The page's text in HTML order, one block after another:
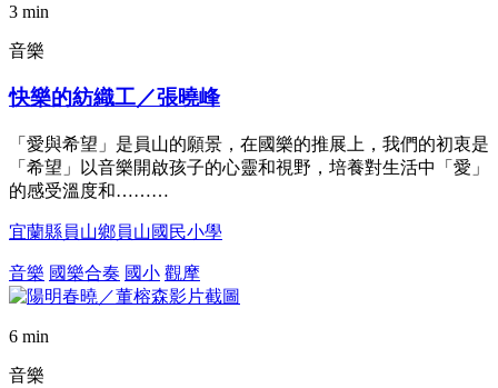
3 min
音樂
快樂的紡織工／張曉峰
「愛與希望」是員山的願景，在國樂的推展上，我們的初衷是
「希望」以音樂開啟孩子的心靈和視野，培養對生活中「愛」
的感受溫度和………
宜蘭縣員山鄉員山國民小學
音樂 國樂合奏 國小 觀摩
6 min
音樂